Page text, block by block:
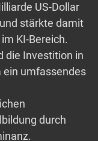
US-Dollar
stärkte damit
KI-Bereich.
die Investition in
ein umfassendes
durch